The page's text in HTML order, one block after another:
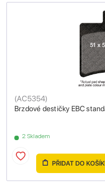
Brzdové destičky EBC
(AC5354)
2 Skladem
PŘIDAT DO